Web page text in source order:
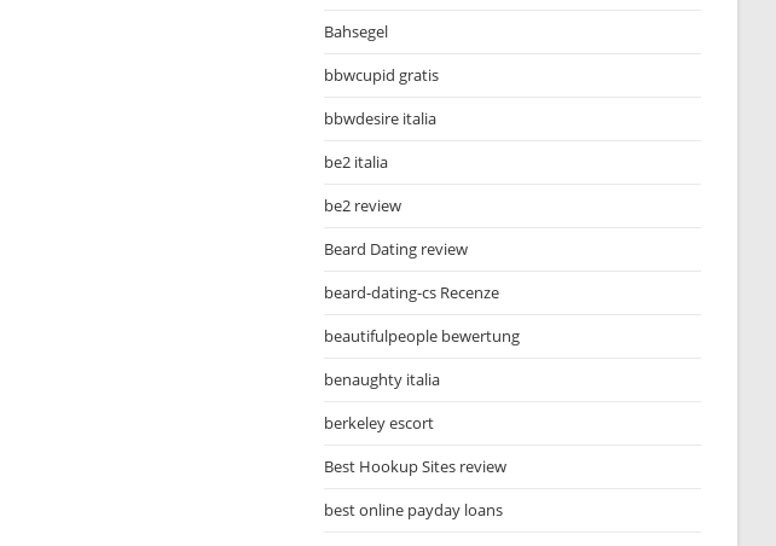
Bahsegel
bbwcupid gratis
bbwdesire italia
be2 italia
be2 review
Beard Dating review
beard-dating-cs Recenze
beautifulpeople bewertung
benaughty italia
berkeley escort
Best Hookup Sites review
best online payday loans